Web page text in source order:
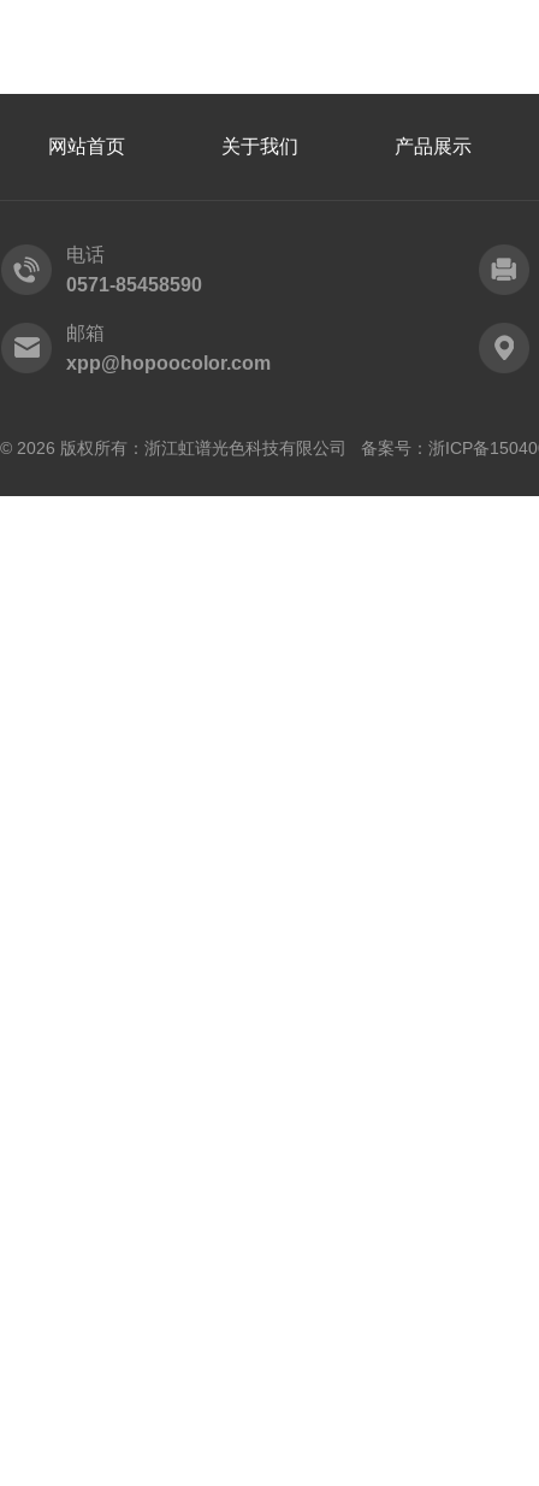
网站首页 关于我们 产品展示
电话
0571-85458590
邮箱
xpp@hopoocolor.com
© 2026 版权所有：浙江虹谱光色科技有限公司 备案号： 浙ICP备